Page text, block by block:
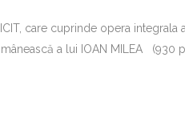
care cuprinde opera
a lui IOAN MILEA (930